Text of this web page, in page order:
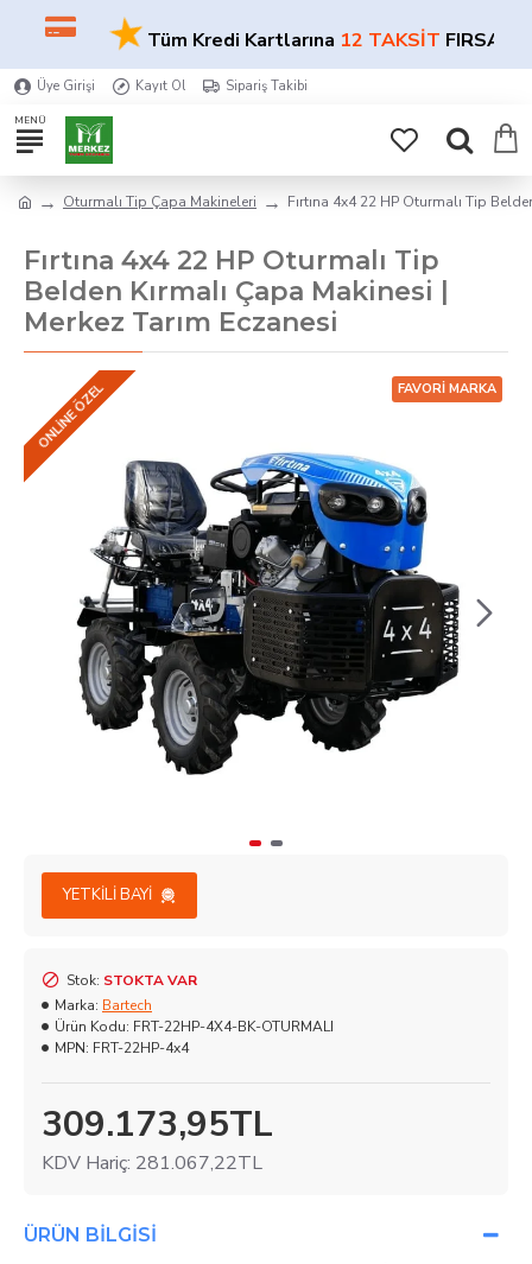
★Tüm Kredi Kartlarına12 TAKSİTFIRSATI!
Üye Girişi Kayıt Ol Sipariş Takibi
Oturmalı Tip Çapa Makineleri Fırtına 4x4 22 HP Oturmalı Tip
Fırtına 4x4 22 HP Oturmalı Tip
Belden Kırmalı Çapa Makinesi |
Merkez Tarım Eczanesi
FAVORI MARKA
ONLINE ÖZEL
YETKILI BAYI
309.173,95TL
KDV Hariç: 281.067,22TL
Stok: STOKTA VAR
Marka: Bartech
Ürün Kodu: FRT-22HP-4X4-BK-OTURMALI
MPN: FRT-22HP-4x4
ÜRÜN BILGISI